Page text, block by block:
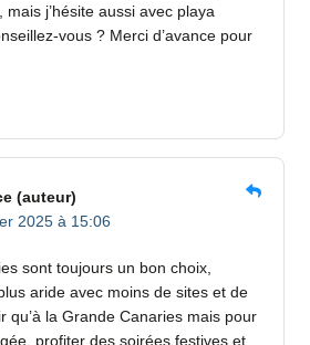
j’hésite aussi avec playa
vous ? Merci d’avance pour
(auteur)
2025 à 15:06
sont toujours un bon choix,
aride avec moins de sites et de
qu’à la Grande Canaries mais pour
profiter des soirées festives et